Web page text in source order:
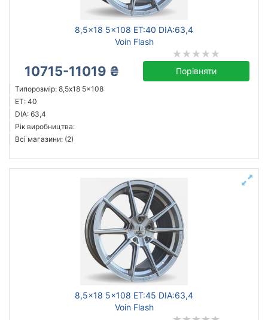
8,5x18 5x108 ET:40 DIA:63,4
Voin Flash
10715-11019 ₴ Порівняти
Типорозмір: 8,5x18 5x108
ET: 40
DIA: 63,4
Рік виробництва:
Всі магазини: (2)
8,5x18 5x108 ET:45 DIA:63,4
Voin Flash